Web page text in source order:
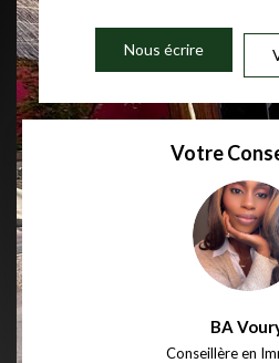
Nous écrire
Votre
BA
Conseillère en